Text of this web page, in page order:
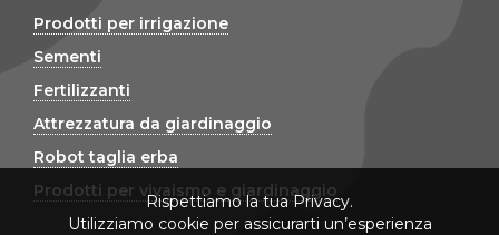
Prodotti per irrigazione
Sementi
Fertilizzanti
Attrezzatura da giardinaggio
Robot taglia erba
Prodotti per vivaismo e giardinaggio
Rispettiamo la tua Privacy.
Utilizziamo cookie per assicurarti un’esperienza